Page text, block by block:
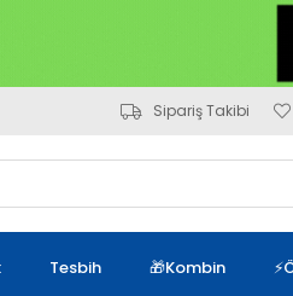
Sipariş Takibi
Tesbih 🎁Kombin